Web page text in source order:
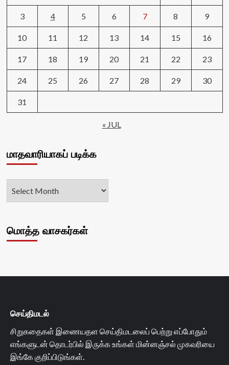
3 4 5 6 7 8 9
10 11 12 13 14 15 16
17 18 19 20 21 22 23
24 25 26 27 28 29 30
31
« JUL
மாதவாரியாகப் படிக்க
மொத்த வாசகர்கள்
செய்திமடல்
சிறுகதைகள் இணையதள செய்திமடலைப் பெற்று எப்போதும்
எங்களுடன் தொடர்பில் இருக்க உங்கள் மின்னஞ்சல் முகவரியை
இங்கே குறிப்பிடுங்கள்.